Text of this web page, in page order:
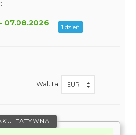
07.08.2026 1 dzień
Waluta: